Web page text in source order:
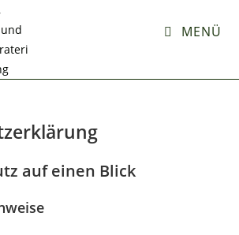
MENÜ
auf einen Blick